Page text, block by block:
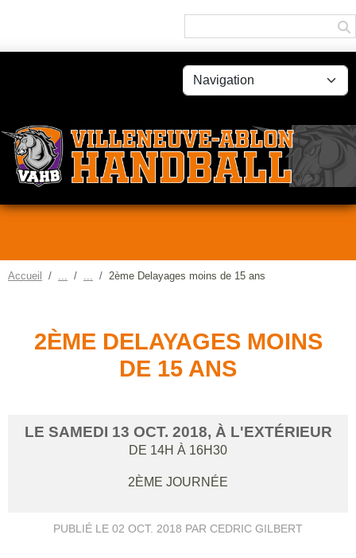
Accueil 2ème Delayages moins de 15 ans
2ÈME DELAYAGES MOINS
DE 15 ANS
LE SAMEDI 13 OCT. 2018, À L'EXTÉRIEUR
DE 14H À 16H30
2ÈME JOURNÉE
PUBLIÉ LE 02 OCT. 2018 PAR CEDRIC GILBERT